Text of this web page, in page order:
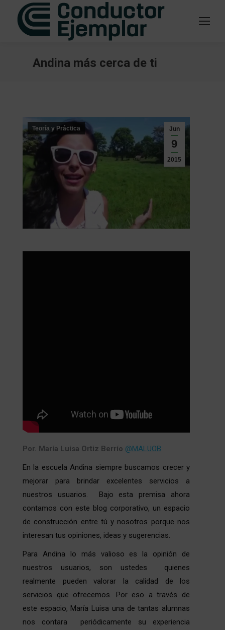
Andina más cerca de ti
Jun
9
2015
Teoría y Práctica
Por. María Luisa Ortiz Berrío @MALUOB
En la escuela Andina siempre buscamos crecer y
mejorar para brindar excelentes servicios a
nuestros usuarios. Bajo esta premisa ahora
contamos con este blog corporativo, un espacio
de construcción entre tú y nosotros porque nos
interesan tus opiniones, ideas y sugerencias.
Para Andina lo más valioso es la opinión de
nuestros usuarios, son ustedes quienes
realmente pueden valorar la calidad de los
servicios que ofrecemos. Por eso a través de
este espacio, María Luisa una de tantas alumnas
nos contara periódicamente su experiencia